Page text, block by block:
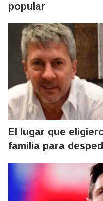
popular
El lugar que
familia para